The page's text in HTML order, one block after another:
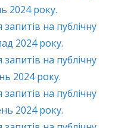
2024 року.
на публічну
2024 року.
на публічну
2024 року.
на публічну
2024 року.